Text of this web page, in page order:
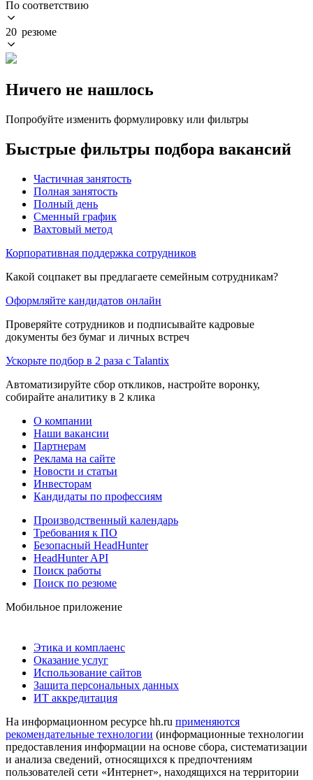
По соответствию
20 резюме
Ничего не нашлось
Попробуйте изменить формулировку или фильтры
Быстрые фильтры подбора вакансий
Частичная занятость
Полная занятость
Полный день
Сменный график
Вахтовый метод
Корпоративная поддержка сотрудников
Какой соцпакет вы предлагаете семейным сотрудникам?
Оформляйте кандидатов онлайн
Проверяйте сотрудников и подписывайте кадровые
документы без бумаг и личных встреч
Ускорьте подбор в 2 раза с Talantix
Автоматизируйте сбор откликов, настройте воронку,
собирайте аналитику в 2 клика
О компании
Наши вакансии
Партнерам
Реклама на сайте
Новости и статьи
Инвесторам
Кандидаты по профессиям
Производственный календарь
Требования к ПО
Безопасный HeadHunter
HeadHunter API
Поиск работы
Поиск по резюме
Мобильное приложение
Этика и комплаенс
Оказание услуг
Использование сайтов
Защита персональных данных
ИТ аккредитация
На информационном ресурсе hh.ru применяются
рекомендательные технологии (информационные технологии
предоставления информации на основе сбора, систематизации
и анализа сведений, относящихся к предпочтениям
пользователей сети «Интернет», находящихся на территории